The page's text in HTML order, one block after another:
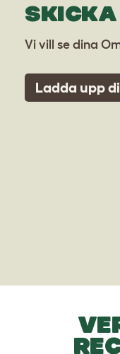
SKICKA
Vi vill se dina
Ladda upp